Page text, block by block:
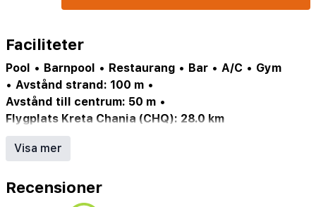
Faciliteter
Pool • Barnpool • Restaurang • Bar • A/C • Gym
• Avstånd strand: 100 m •
Avstånd till centrum: 50 m •
Flygplats Kreta Chania (CHQ): 28.0 km
Sunweb_meta: restauranger: bufférestaurang
Sunweb_meta: spjälsäng
Sunweb_meta: reception (öppen dygnet runt)
Sunweb_meta: restauranger: bufférestaurang
Visa mer
Recensioner